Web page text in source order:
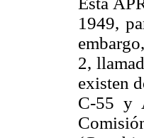
1949,
2,
existen
C-55 y